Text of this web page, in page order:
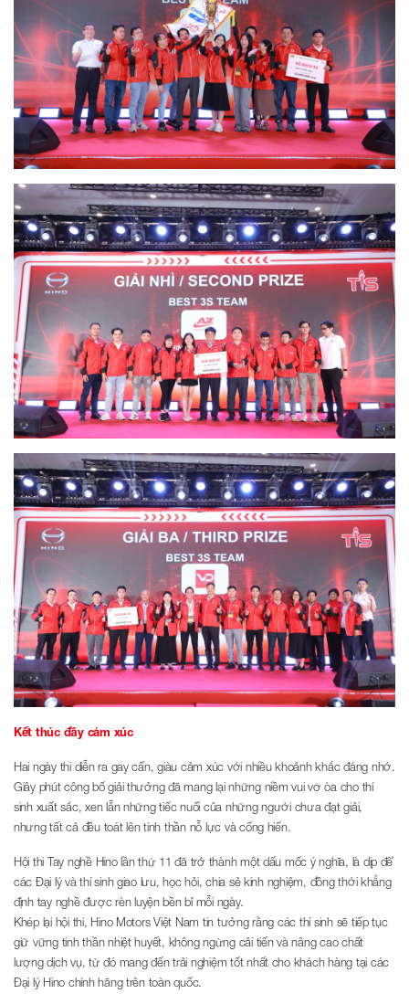
Kết thúc đầy cảm xúc
Hai ngày thi diễn ra gay cấn, giàu cảm xúc với nhiều khoảnh khắc đáng nhớ.
Giây phút công bố giải thưởng đã mang lại những niềm vui vỡ òa cho thí
sinh xuất sắc, xen lẫn những tiếc nuối của những người chưa đạt giải,
nhưng tất cả đều toát lên tinh thần nỗ lực và cống hiến.
Hội thi Tay nghề Hino lần thứ 11 đã trở thành một dấu mốc ý nghĩa, là dịp để
các Đại lý và thí sinh giao lưu, học hỏi, chia sẻ kinh nghiệm, đồng thời khẳng
định tay nghề được rèn luyện bền bỉ mỗi ngày.
Khép lại hội thi, Hino Motors Việt Nam tin tưởng rằng các thí sinh sẽ tiếp tục
giữ vững tinh thần nhiệt huyết, không ngừng cải tiến và nâng cao chất
lượng dịch vụ, từ đó mang đến trải nghiệm tốt nhất cho khách hàng tại các
Đại lý Hino chính hãng trên toàn quốc.